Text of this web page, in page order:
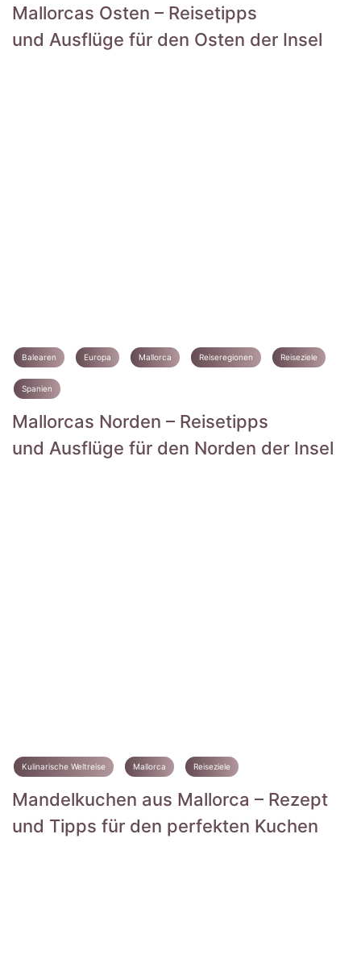
Mallorcas Osten – Reisetipps
und Ausflüge für den Osten der Insel
Balearen Europa Mallorca Reiseregionen Reiseziele
Spanien
Mallorcas Norden – Reisetipps
und Ausflüge für den Norden der Insel
Kulinarische Weltreise Mallorca Reiseziele
Mandelkuchen aus Mallorca – Rezept
und Tipps für den perfekten Kuchen